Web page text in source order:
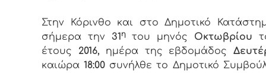
Στην Κόρινθο και στο Δημοτικό
σήμερα την 31η του μηνός Οκτωβρίου
έτους 2016, ημέρα της εβδομάδος
καιώρα18:00 συνήλθε το Δημοτικό